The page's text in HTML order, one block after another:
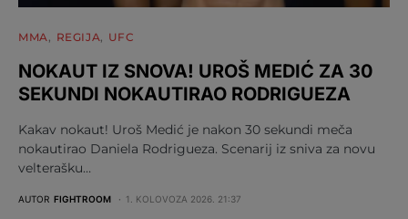
MMA REGIJA UFC
NOKAUT IZ SNOVA! UROŠ MEDIĆ ZA 30
SEKUNDI NOKAUTIRAO RODRIGUEZA
Kakav nokaut! Uroš Medić je nakon 30 sekundi meča
nokautirao Daniela Rodrigueza. Scenarij iz sniva za novu
velterašku…
AUTOR FIGHTROOM 1. KOLOVOZA 2026. 21:37